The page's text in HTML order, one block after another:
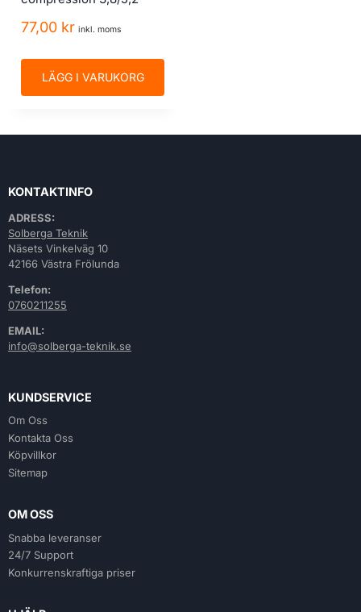
77,00 kr inkl. moms
LÄGG I VARUKORG
KONTAKTINFO
ADRESS:
Solberga Teknik
Näsets Vinkelväg 10
42166 Västra Frölunda
Telefon:
0760211255
EMAIL:
info@solberga-teknik.se
KUNDSERVICE
Om Oss
Kontakta Oss
Köpvillkor
Sitemap
OM OSS
Snabba leveranser
24/7 Support
Konkurrenskraftiga priser